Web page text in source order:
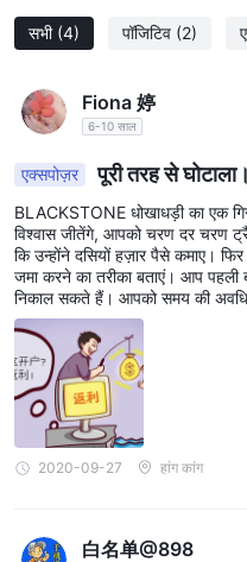
संदिग्ध नियामकीय स्थिति: वित्तीय
पारदर्शिता की कमी: कंपनी के संचालन
रूप से नियामकीय अनुपालन के संबंध में।
धोखाधड़ी का संभावित जोखिम:
गतिविधियों या धोखाधड़ी के उदाहरणों
सीमित खाता प्रकार: केवल व्यक्तिगत
व्यापारिक आवश्यकताओं के लिए
अस्पष्ट ग्राहक सहायता विवरण:
ग्राहक सहायता विवरण की कमी
है।
बाजार के उपकरण
Blackstone ट्रेडिंग के लिए विभिन्न
हैं:
विदेशी मुद्रा: वे विदेशी मुद्रा बाजार
वाणिज्यिक वस्तुएं: इसमें विभिन्न
सभी (4) पॉजिटिव (2)
Fiona 婷
6-10 साल
एक्सपोज़र पूरी तरह से
BLACKSTONE धोखाधड़ी का एक
विश्वास जीतेंगे, आपको चरण दर चरण
कि उन्होंने दसियों हज़ार पैसे कमाए।
जमा करने का तरीका बताएं। आप
निकाल सकते हैं। आपको समय की
है। यदि आपके पास पर्याप्त पैसा नहीं
और आप आधा जमा करेंगे। इस समय,
लेना चाहते हैं, आप नहीं कर सकते। वे
है। आपको जमा राशि का आधा भुगतान
जमा करने के बाद, दूसरे पक्ष का कहना है
पैसे नहीं मिलेंगे। आपको 35% मार्जिन
स्वाइप करें और आपको दिवालिया बना
लोगों को ठगी से बचाने के लिए ब्लैकलिस्ट
2020-09-27 हांग कांग
白名单@898